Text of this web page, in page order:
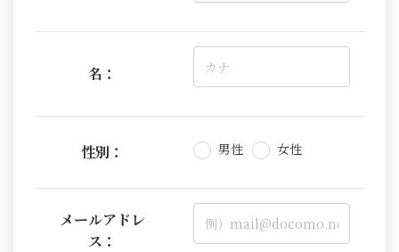
名：
性別： 男性 女性
メールアドレ
ス：